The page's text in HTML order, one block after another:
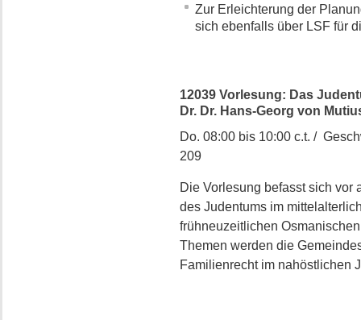
Zur Erleichterung der
sich ebenfalls über LSF für
12039 Vorlesung: Das
Dr. Dr. Hans-Georg von
Do. 08:00 bis 10:00 c.t. /
209
Die Vorlesung befasst sich vor
des Judentums im
frühneuzeitlichen
Themen werden die
Familienrecht im nahöstlichen